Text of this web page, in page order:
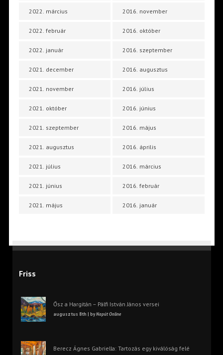
2022. március
2022. február
2022. január
2021. december
2021. november
2021. október
2021. szeptember
2021. augusztus
2021. július
2021. június
2021. május
2016. november
2016. október
2016. szeptember
2016. augusztus
2016. július
2016. június
2016. május
2016. április
2016. március
2016. február
2016. január
Friss
Ősz a Hargitán – Pálfi István János versei
augusztus 8th | byNapút Online
Berecz Ágnes Gabriella: Tartozás egy kiválóság felé